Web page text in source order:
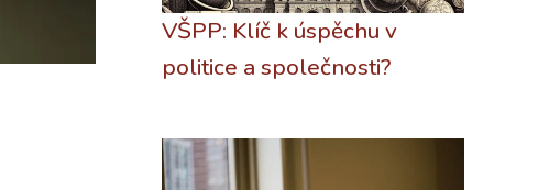
VŠPP: Klíč k úspěchu v
politice a společnosti?